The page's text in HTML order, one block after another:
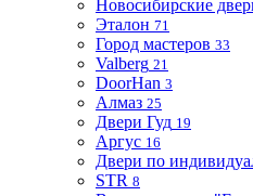
Новосибирские
Эталон 71
Город мастеров 33
Valberg 21
DoorHan 3
Алмаз 25
Двери Гуд 19
Аргус 16
Двери по
STR 8